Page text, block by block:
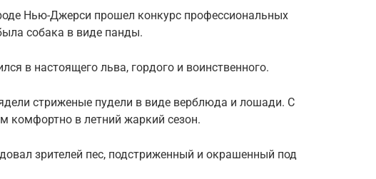
Нью-Джерси прошел конкурс профессиональных
собака в виде панды.
в настоящего льва, гордого и воинственного.
стриженые пудели в виде верблюда и лошади. С
комфортно в летний жаркий сезон.
зрителей пес, подстриженный и окрашенный под